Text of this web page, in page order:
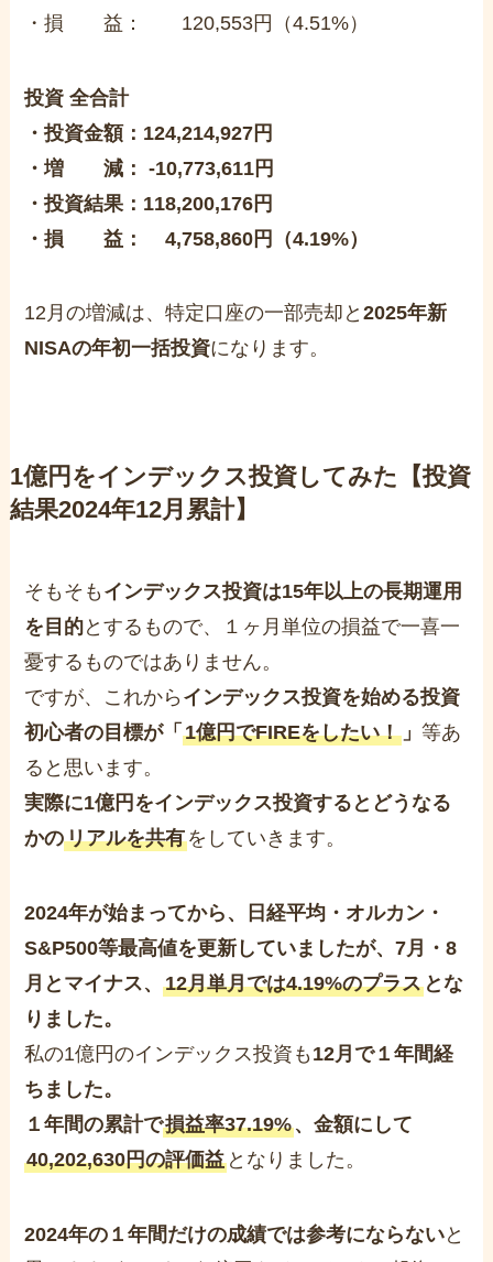
・損 益： 120,553円（4.51%）
投資 全合計
・投資金額：124,214,927円
・増 減： -10,773,611円
・投資結果：118,200,176円
・損 益： 4,758,860円（4.19%）
12月の増減は、特定口座の一部売却と2025年新
NISAの年初一括投資になります。
1億円をインデックス投資してみた【投資
結果2024年12月累計】
そもそも インデックス投資は15年以上の長期運用
を目的とするもので、１ヶ月単位の損益で一喜一
憂するものではありません。
ですが、これから インデックス投資を始める投資
初心者の目標が「1億円でFIREをしたい！ 」等あ
ると思います。
実際に1億円をインデックス投資するとどうなる
かのリアルを共有をしていきます。
2024年が始まってから、日経平均・オルカン・
S&P500等最高値を更新していましたが、7月・8
月とマイナス、12月単月では4.19%のプラス とな
りました。
私の1億円のインデックス投資も 12月で１年間経
ちました。
１年間の累計で損益率37.19%、金額にして
40,202,630円の評価益 となりました。
2024年の１年間だけの成績では参考にならないと